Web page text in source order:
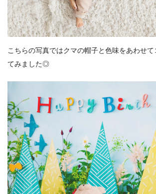
こちらの写真ではクマの帽子と色味をあわせ
てみました◎